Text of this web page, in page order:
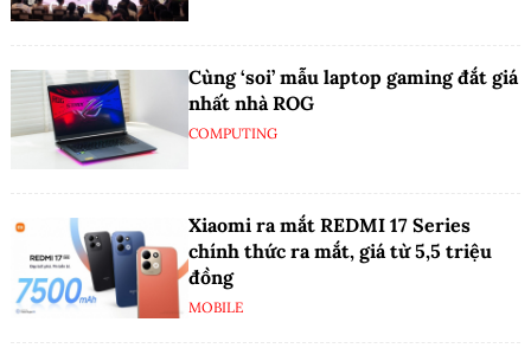
Cùng ‘soi’ mẫu laptop gaming đắt giá
nhất nhà ROG
COMPUTING
Xiaomi ra mắt REDMI 17 Series
chính thức ra mắt, giá từ 5,5 triệu
đồng
MOBILE